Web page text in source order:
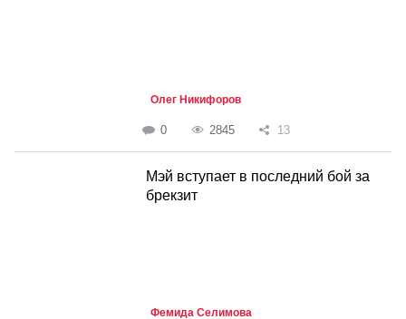
Олег Никифоров
0 2845 13
Мэй вступает в последний бой за
брекзит
Фемида Селимова